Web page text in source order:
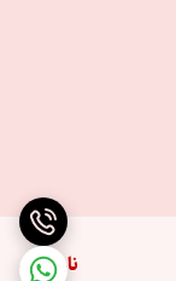
ناموجود